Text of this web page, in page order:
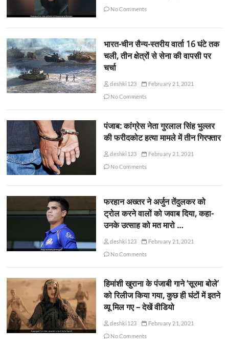
No Comments
भारत-चीन सैन्य-स्तरीय वार्ता 16 घंटे तक
चली, तीन क्षेत्रों से सेना की वापसी पर
चर्चा
deshki123
February 21, 2021
No Comments
पंजाब: कांग्रेस नेता गुरलाल सिंह भुल्लर
की फरीदकोट हत्या मामले में तीन गिरफ्तार
deshki123
February 21, 2021
No Comments
फरहान अख्तर ने अर्जुन तेंदुलकर को
ट्रोल करने वालों को जवाब दिया, कहा-
उनके उत्साह को मत मारो …
deshki123
February 21, 2021
No Comments
हिमांशी खुराना के पंजाबी गाने ‘सूरमा बोले’
को रिलीज किया गया, कुछ ही घंटों में इतने
व्यू मिल गए – देखें वीडियो
deshki123
February 21, 2021
No Comments